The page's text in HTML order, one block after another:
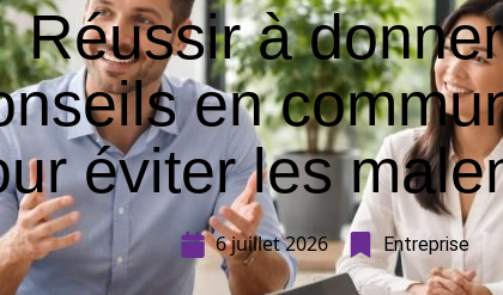
Réussir à
en
éviter les
6 juillet 2026 Entreprise